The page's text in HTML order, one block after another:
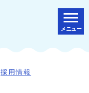
メニュー
採用情報